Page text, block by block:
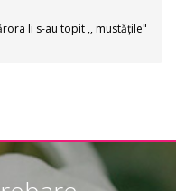
li s-au topit ,, mustățile"